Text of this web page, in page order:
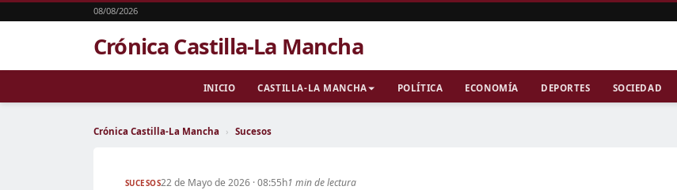
08/08/2026
Crónica Castilla-La Mancha
INICIO CASTILLA-LA MANCHA POLÍTICA ECONOMÍA DEPORTES SOCIEDAD
Crónica Castilla-La Mancha › Sucesos
SUCESOS22 de Mayo de 2026 · 08:55h1 min de lectura